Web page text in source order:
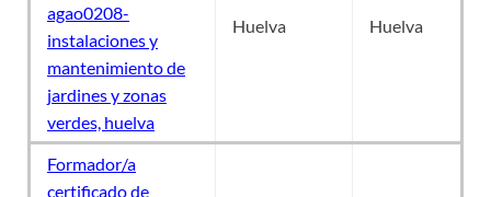
agao0208-
instalaciones y
mantenimiento de
jardines y zonas
verdes, huelva
Huelva Huelva
Formador/a
certificado de